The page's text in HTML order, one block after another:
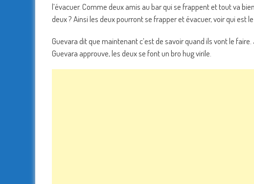
l’évacuer. Comme deux amis au bar qui se frappent et tout va
deux ? Ainsi les deux pourront se frapper et évacuer, voir qui est
Guevara dit que maintenant c’est de savoir quand ils vont le
Guevara approuve, les deux se font un bro hug virile.